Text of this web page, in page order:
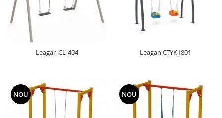
Leagan CL-404 Leagan CTYK1801
NOU NOU